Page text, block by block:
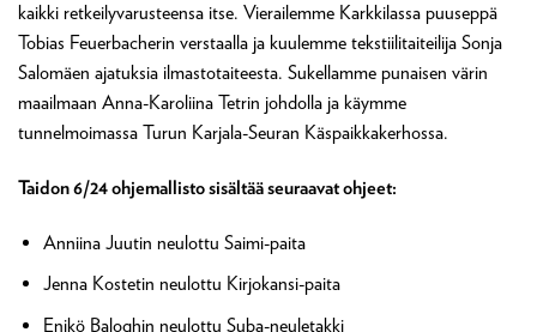
kaikki retkeilyvarusteensa itse. Vierailemme Karkkilassa puuseppä
Tobias Feuerbacherin verstaalla ja kuulemme tekstiilitaiteilija Sonja
Salomäen ajatuksia ilmastotaiteesta. Sukellamme punaisen värin
maailmaan Anna-Karoliina Tetrin johdolla ja käymme
tunnelmoimassa Turun Karjala-Seuran Käspaikkakerhossa.
Taidon 6/24 ohjemallisto sisältää seuraavat ohjeet:
Anniina Juutin neulottu Saimi-paita
Jenna Kostetin neulottu Kirjokansi-paita
Enikö Baloghin neulottu Suba-neuletakki